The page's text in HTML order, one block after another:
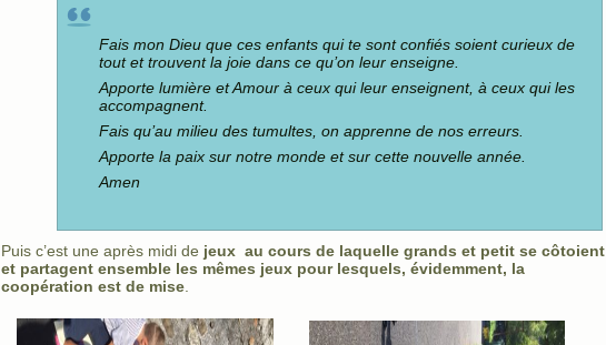
Fais mon Dieu que ces enfants qui te sont confiés soient curieux de
tout et trouvent la joie dans ce qu’on leur enseigne.
Apporte lumière et Amour à ceux qui leur enseignent, à ceux qui les
accompagnent.
Fais qu’au milieu des tumultes, on apprenne de nos erreurs.
Apporte la paix sur notre monde et sur cette nouvelle année.
Amen
Puis c’est une après midi de jeux au cours de laquelle grands et petit se côtoient
et partagent ensemble les mêmes jeux pour lesquels, évidemment, la
coopération est de mise